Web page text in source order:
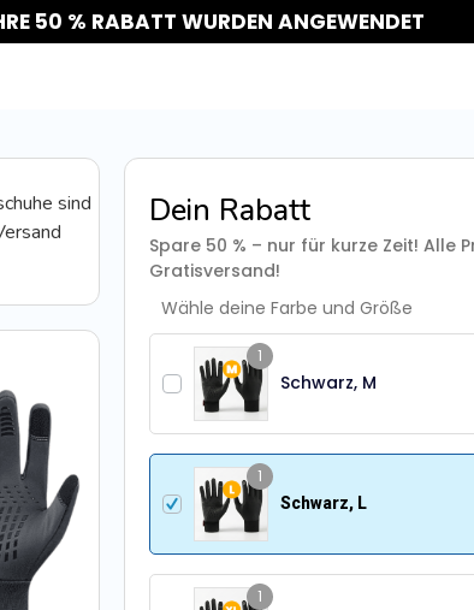
50 % RABATT WURDEN ANGEWENDET
sind
Dein Rabatt
Spare 50 % – nur für kurze Zeit! Alle
Gratisversand!
Wähle deine Farbe und Größe
1
Schwarz, M
1
Schwarz, L
1